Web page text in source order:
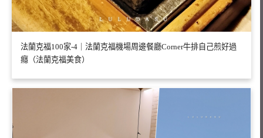
法蘭克福100家-4｜法蘭克福機場周邊餐廳Corner牛排自己煎好過
癮（法蘭克福美食）